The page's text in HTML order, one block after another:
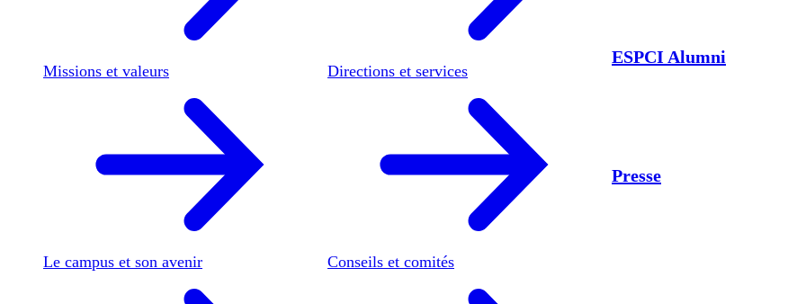
Missions et valeurs
Le campus et son avenir
Directions et services
Conseils et comités
ESPCI Alumni
Presse